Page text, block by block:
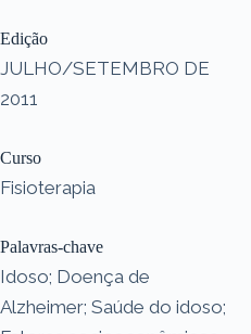
Edição
JULHO/SETEMBRO DE
2011
Curso
Fisioterapia
Palavras-chave
Idoso; Doença de
Alzheimer; Saúde do idoso;